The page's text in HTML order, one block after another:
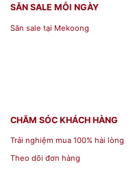
SĂN SALE MỖI NGÀY
Săn sale tại Mekoong
CHĂM SÓC KHÁCH HÀNG
Trải nghiệm mua 100% hài lòng
Theo dõi đơn hàng